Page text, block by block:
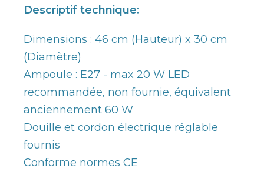
Descriptif technique:
Dimensions : 46 cm (Hauteur) x 30 cm
(Diamètre)
Ampoule : E27 - max 20 W LED
recommandée, non fournie, équivalent
anciennement 60 W
Douille et cordon électrique réglable
fournis
Conforme normes CE